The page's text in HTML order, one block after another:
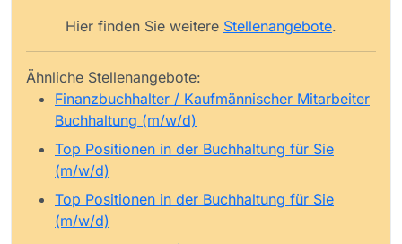
Hier finden Sie weitere Stellenangebote.
Ähnliche Stellenangebote:
Finanzbuchhalter / Kaufmännischer Mitarbeiter
Buchhaltung (m/w/d)
Top Positionen in der Buchhaltung für Sie
(m/w/d)
Top Positionen in der Buchhaltung für Sie
(m/w/d)